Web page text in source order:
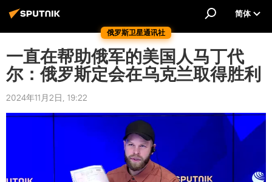
俄罗斯卫星通讯社
简体
一直在帮助俄军的美国人马丁代
尔：俄罗斯定会在乌克兰取得胜利
2024年11月2日, 19:22